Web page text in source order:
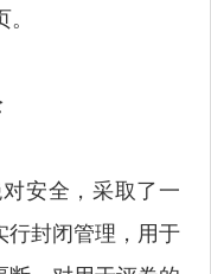
安全，采取了一
行封闭管理，用于